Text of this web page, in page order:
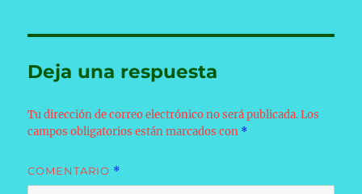
Deja una respuesta
Tu dirección de correo electrónico no será publicada. Los
campos obligatorios están marcados con *
COMENTARIO *